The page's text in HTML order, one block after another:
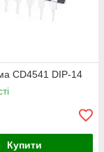
СD4541 DIP-14
Купити